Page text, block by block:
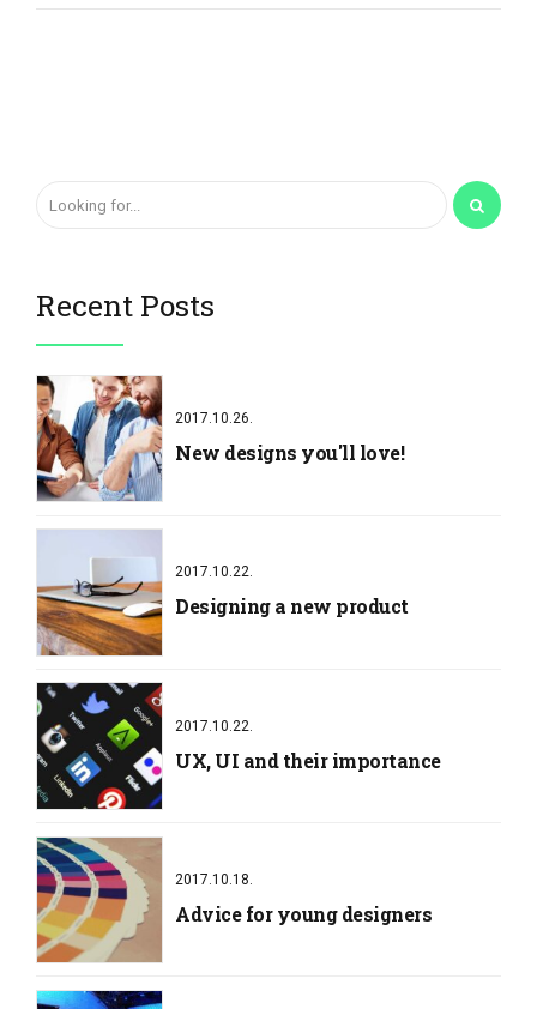
Recent Posts
2017.10.26.
New designs you'll love!
2017.10.22.
Designing a new product
2017.10.22.
UX, UI and their importance
2017.10.18.
Advice for young designers